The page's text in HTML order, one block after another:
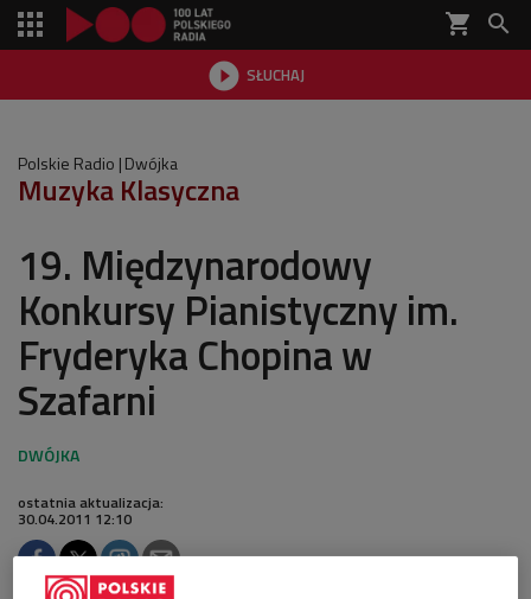
shopping_cart 
 SŁUCHAJ

Polskie Radio Dwójka
Muzyka Klasyczna
19. Międzynarodowy
Konkursy Pianistyczny im.
Fryderyka Chopina w
Szafarni
ostatnia aktualizacja:
30.04.2011 12:10